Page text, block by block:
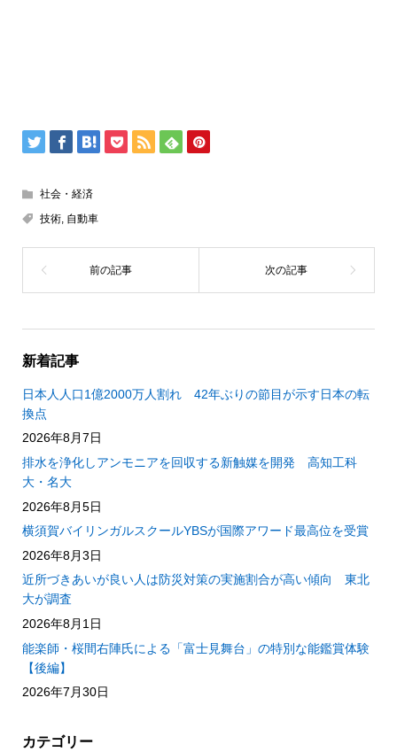
社会・経済
技術, 自動車
新着記事
日本人人口1億2000万人割れ 42年ぶりの節目が示す日本の転
換点
2026年8月7日
排水を浄化しアンモニアを回収する新触媒を開発 高知工科
大・名大
2026年8月5日
横須賀バイリンガルスクールYBSが国際アワード最高位を受賞
2026年8月3日
近所づきあいが良い人は防災対策の実施割合が高い傾向 東北
大が調査
2026年8月1日
能楽師・桜間右陣氏による「富士見舞台」の特別な能鑑賞体験
【後編】
2026年7月30日
カテゴリー